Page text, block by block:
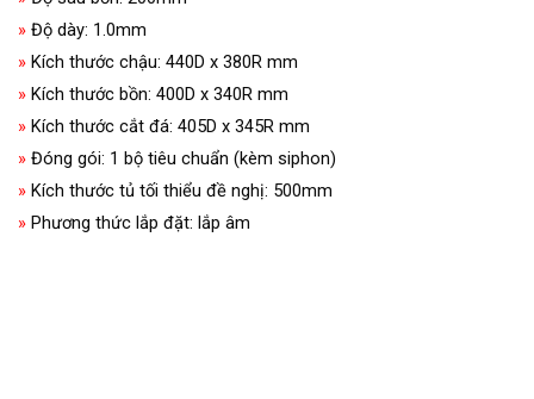
» Độ dày: 1.0mm
» Kích thước chậu: 440D x 380R mm
» Kích thước bồn: 400D x 340R mm
» Kích thước cắt đá: 405D x 345R mm
» Đóng gói: 1 bộ tiêu chuẩn (kèm siphon)
» Kích thước tủ tối thiểu đề nghị: 500mm
» Phương thức lắp đặt: lắp âm